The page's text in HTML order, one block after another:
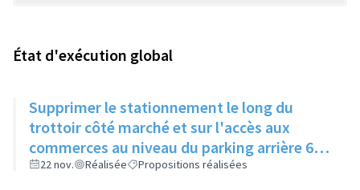
État d'exécution global
Supprimer le stationnement le long du
trottoir côté marché et sur l'accès aux
commerces au niveau du parking arrière 62
av de l'Europe. Faire un marquage trottoir et
22 nov. Réalisée Propositions réalisées